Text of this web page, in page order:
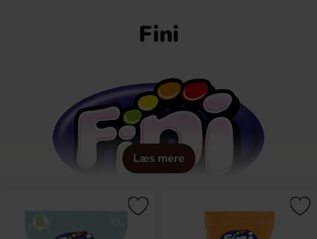
Fini
Læs mere
Det var i 1971, i provinsen Spanien i Murcia, at Fini blev
født. I Dom Manuels køkken begyndte han at lave